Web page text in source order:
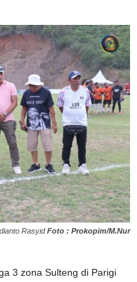
RasyidFoto : Prokopim/M.Nur
3 zona Sulteng di Parigi